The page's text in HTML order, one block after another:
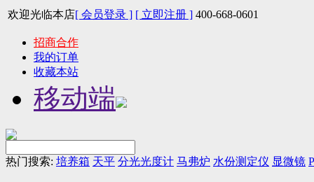
欢迎光临本店[ 会员登录 ] [ 立即注册 ] 400-668-0601
招商合作
我的订单
收藏本站
移动端
热门搜索: 培养箱 天平 分光光度计 马弗炉 水份测定仪 显微镜